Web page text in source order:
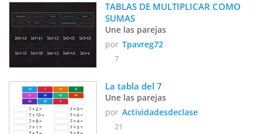
TABLAS DE MULTIPLICAR COMO
SUMAS
Une las parejas
por Tpavreg72
7
La tabla del 7
Une las parejas
por Actividadesdeclase
21